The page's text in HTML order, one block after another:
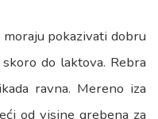
pokazivati dobru
do laktova. Rebra
ravna. Mereno iza
od visine grebena za